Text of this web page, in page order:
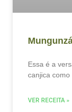
Essa é a
canjica como
VER RECEITA »